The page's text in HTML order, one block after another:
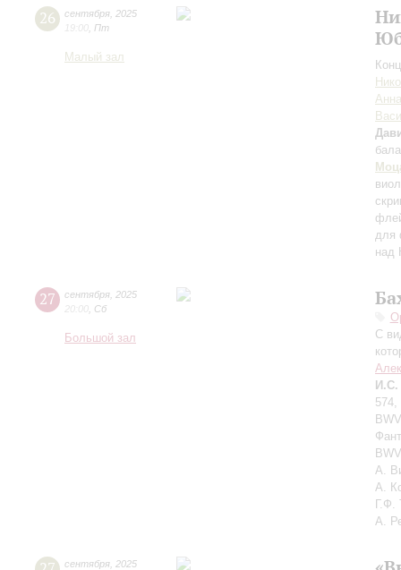
26 сентября 2025
19:00 Пт
Малый зал
для
над
27 сентября 2025
20:00 Сб
Большой зал
С
И.С.
А.
А.
Г.Ф.
А.
сентября 2025